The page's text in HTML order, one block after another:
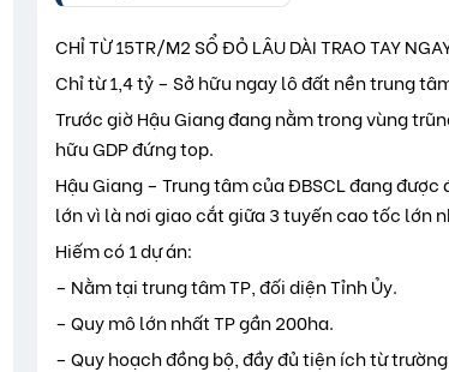
CHỈ TỪ 15TR/M2 SỔ ĐỎ LÂU DÀI TRAO TAY
Chỉ từ 1,4 tỷ – Sở hữu ngay lô đất nền trung
Trước giờ Hậu Giang đang nằm trong vùng
hữu GDP đứng top.
Hậu Giang – Trung tâm của ĐBSCL đang
lớn vì là nơi giao cắt giữa 3 tuyến cao tốc lớn
Hiếm có 1 dự án:
– Nằm tại trung tâm TP, đối diện Tỉnh Ủy.
– Quy mô lớn nhất TP gần 200ha.
– Quy hoạch đồng bộ, đầy đủ tiện ích từ